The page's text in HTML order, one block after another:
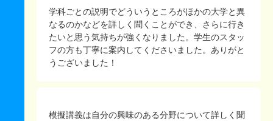
学科ごとの説明でどういうところがほかの大学と異
なるのかなどを詳しく聞くことができ、さらに行き
たいと思う気持ちが強くなりました。学生のスタッ
フの方も丁寧に案内してくださいました。ありがと
うございました！
模擬講義は自分の興味のある分野について詳しく聞